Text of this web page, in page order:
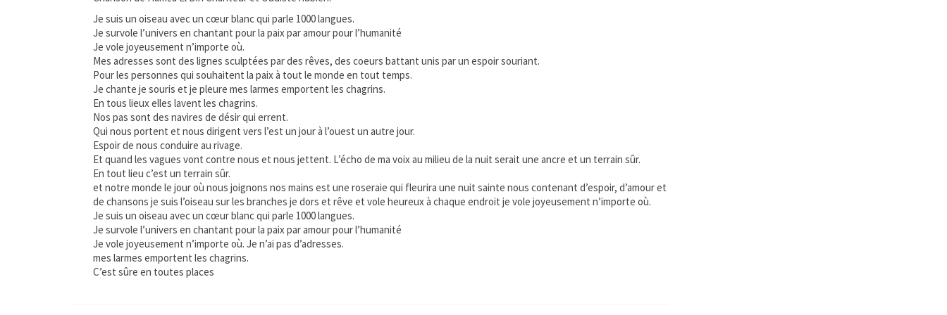
Je suis un oiseau avec un cœur blanc qui parle 1000 langues.
Je survole l’univers en chantant pour la paix par amour pour l’humanité
Je vole joyeusement n’importe où.
Mes adresses sont des lignes sculptées par des rêves, des coeurs battant unis par un espoir souriant.
Pour les personnes qui souhaitent la paix à tout le monde en tout temps.
Je chante je souris et je pleure mes larmes emportent les chagrins.
En tous lieux elles lavent les chagrins.
Nos pas sont des navires de désir qui errent.
Qui nous portent et nous dirigent vers l’est un jour à l’ouest un autre jour.
Espoir de nous conduire au rivage.
Et quand les vagues vont contre nous et nous jettent. L’écho de ma voix au milieu de la nuit serait une ancre et un terrain sûr.
En tout lieu c’est un terrain sûr.
et notre monde le jour où nous joignons nos mains est une roseraie qui fleurira une nuit sainte nous contenant d’espoir, d’amour et
de chansons je suis l’oiseau sur les branches je dors et rêve et vole heureux à chaque endroit je vole joyeusement n’importe où.
Je suis un oiseau avec un cœur blanc qui parle 1000 langues.
Je survole l’univers en chantant pour la paix par amour pour l’humanité
Je vole joyeusement n’importe où. Je n’ai pas d’adresses.
mes larmes emportent les chagrins.
C’est sûre en toutes places